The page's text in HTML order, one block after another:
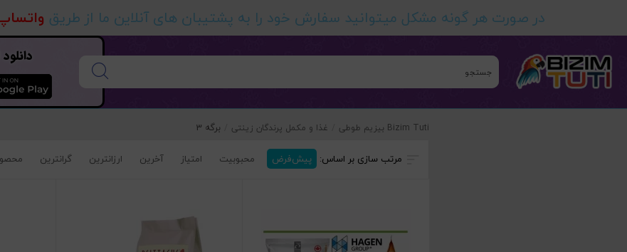
در صورت هر گونه مشکل میتوانید سفارش خود را به پشتیبان های آنلاین ما از طریق
Bizim
Tuti
بیزیم
Bizim Tuti بیزیم طوطی غذا و مکمل پرندگان زینتی برگه 3
مرتب سازی بر اساس: پیش‌فرض محبوبیت امتیاز آخرین ارزانترین گرانترین